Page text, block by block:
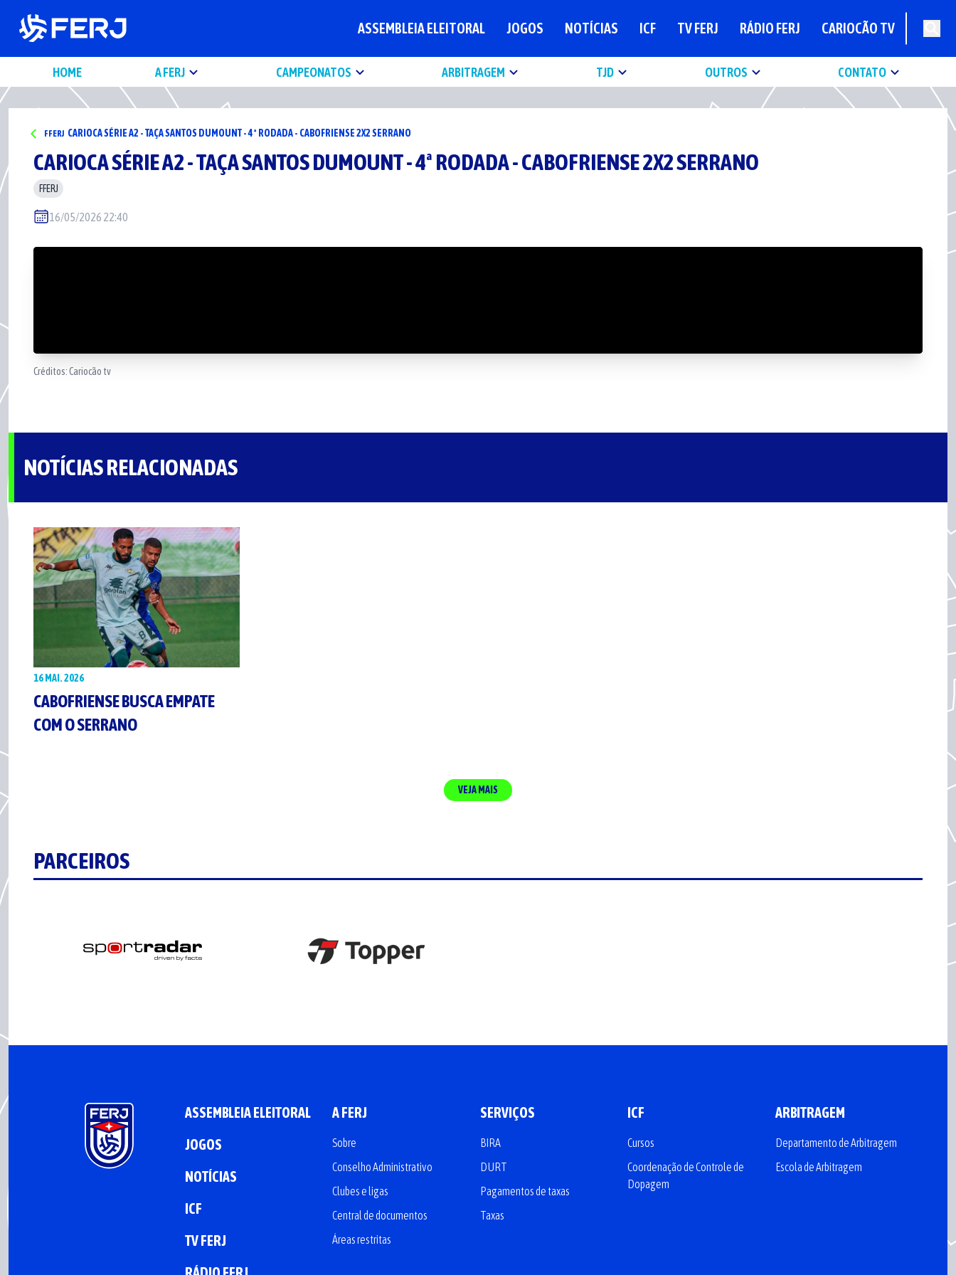
ASSEMBLEIA ELEITORAL JOGOS NOTÍCIAS ICF TV FERJ RÁDIO FERJ CARIOCÃO TV
HOME A FERJ CAMPEONATOS ARBITRAGEM TJD OUTROS CONTATO
FFERJ CARIOCA SÉRIE A2 - TAÇA SANTOS DUMOUNT - 4ª RODADA - CABOFRIENSE 2X2 SERRANO
CARIOCA SÉRIE A2 - TAÇA SANTOS DUMOUNT - 4ª RODADA - CABOFRIENSE 2X2 SERRANO
FFERJ
16/05/2026 22:40
Créditos:Cariocão tv
NOTÍCIAS RELACIONADAS
16 MAI. 2026
CABOFRIENSE BUSCA EMPATE
COM O SERRANO
VEJA MAIS
PARCEIROS
ASSEMBLEIA ELEITORAL
JOGOS
NOTÍCIAS
ICF
TV FERJ
A FERJ
Sobre
Conselho Administrativo
Clubes e ligas
Central de documentos
Áreas restritas
SERVIÇOS
BIRA
DURT
Pagamentos de taxas
Taxas
ICF
Cursos
Coordenação de Controle de
Dopagem
ARBITRAGEM
Departamento de Arbitragem
Escola de Arbitragem